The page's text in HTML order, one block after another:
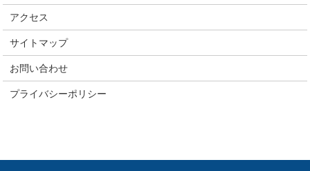
アクセス
サイトマップ
お問い合わせ
プライバシーポリシー